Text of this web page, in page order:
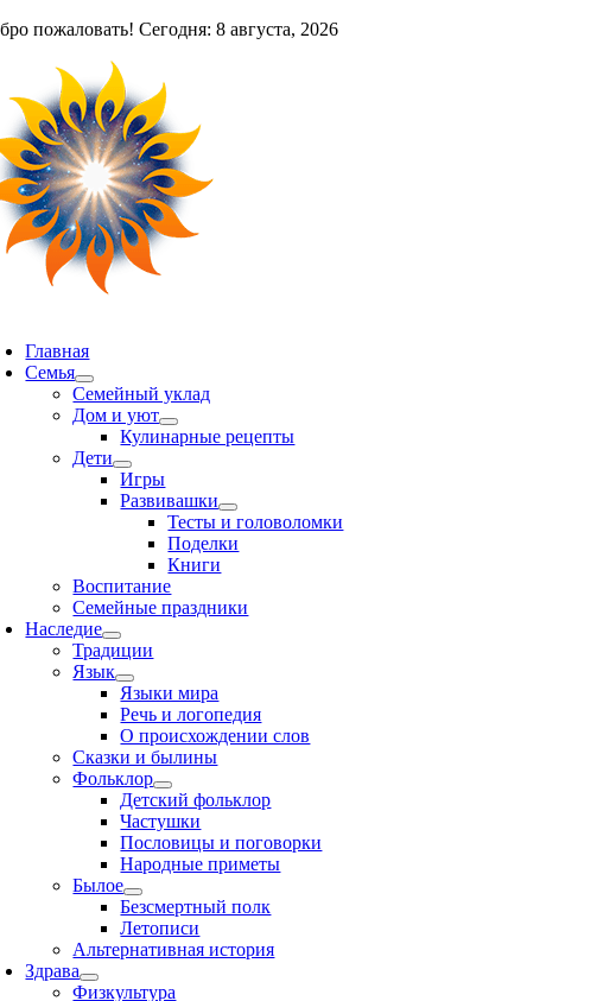
Skip
content
пожаловать! Сегодня: 8 августа, 2026
Главная
Семья
Семейный уклад
Дом и уют
Кулинарные рецепты
Дети
Игры
Развивашки
Тесты и головоломки
Поделки
Книги
Воспитание
Семейные праздники
Наследие
Традиции
Язык
Языки мира
Речь и логопедия
О происхождении слов
Сказки и былины
Фольклор
Детский фольклор
Частушки
Пословицы и поговорки
Народные приметы
Былое
Безсмертный полк
Летописи
Альтернативная история
Здрава
Физкультура